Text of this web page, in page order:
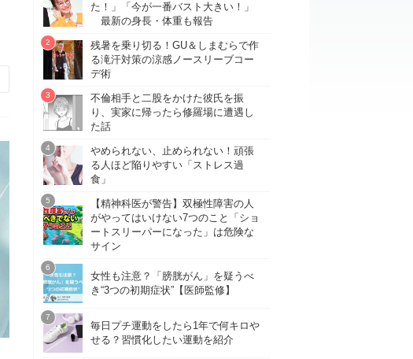
た！」「今が一番バスト大きい！」
最新の身長・体重も報告
残暑を乗り切る！GU＆しまむらで作
る滝汗対策の涼感ノースリーブコー
デ術
不倫相手と二股をかけた彼氏を振
り、実家に帰ったら修羅場に遭遇し
た話
やめられない、止められない！頑張
る人ほど陥りやすい「ストレス過
食」
【精神科医が警告】双極性障害の人
がやってはいけない7つのこと「ショ
ートスリーパーになった」は危険な
サイン
女性も注意？「膀胱がん」を疑うべ
き“3つの初期症状”【医師監修】
毎日プチ運動をしたら1年で何キロや
せる？習慣化したい運動を紹介